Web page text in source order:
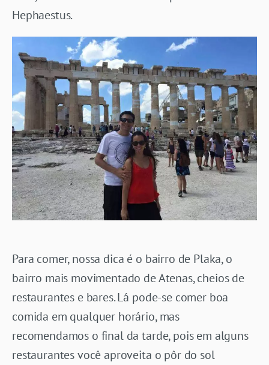
Hephaestus.
Para comer, nossa dica é o bairro de Plaka, o
bairro mais movimentado de Atenas, cheios de
restaurantes e bares. Lá pode-se comer boa
comida em qualquer horário, mas
recomendamos o final da tarde, pois em alguns
restaurantes você aproveita o pôr do sol